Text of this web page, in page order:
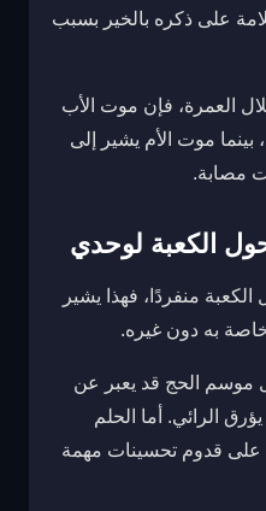
على ذكره بالخير بسبب
العمرة، فإن موت الأب
بينما موت الأم يشير إلى
مصابة.
الكعبة لوحدي
منفردًا، فهذا يشير
به دون غيره.
موسم الحج قد يعبر عن
الرائي. أما الحلم
على قدوم تحسينات مهمة